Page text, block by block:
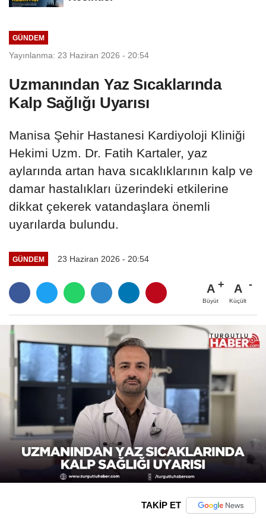
GÜNDEM
Yayınlanma: 23 Haziran 2026 - 20:54
Uzmanından Yaz Sıcaklarında
Kalp Sağlığı Uyarısı
Manisa Şehir Hastanesi Kardiyoloji Kliniği
Hekimi Uzm. Dr. Fatih Kartaler, yaz
aylarında artan hava sıcaklıklarının kalp ve
damar hastalıkları üzerindeki etkilerine
dikkat çekerek vatandaşlara önemli
uyarılarda bulundu.
GÜNDEM 23 Haziran 2026 - 20:54
A
Büyüt
A
Küçült
TAKİP ET